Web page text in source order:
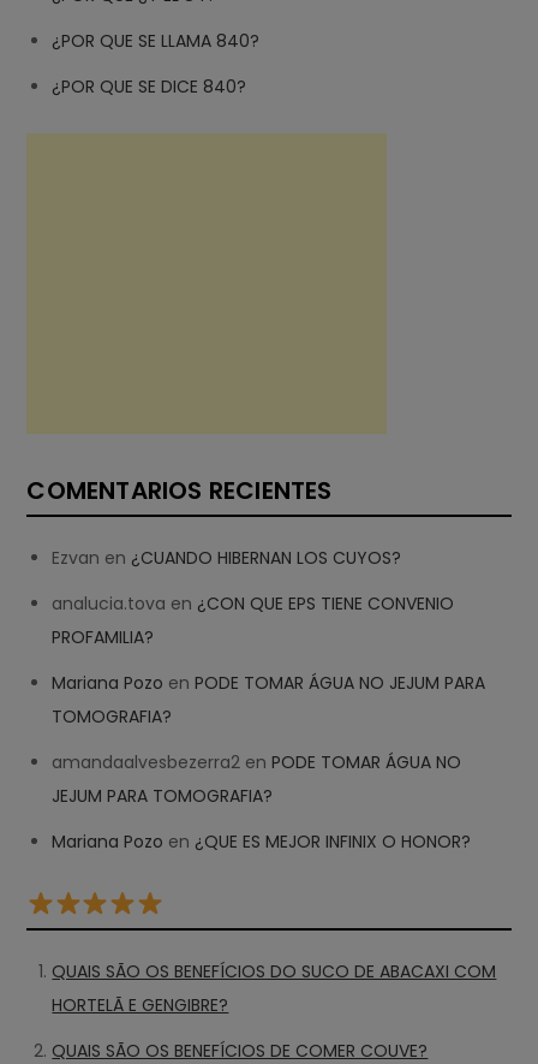
¿POR QUE SE LLAMA 840?
¿POR QUE SE DICE 840?
COMENTARIOS RECIENTES
Ezvan en ¿CUANDO HIBERNAN LOS CUYOS?
analucia.tova en ¿CON QUE EPS TIENE CONVENIO
PROFAMILIA?
Mariana Pozo enPODE TOMAR ÁGUA NO JEJUM PARA
TOMOGRAFIA?
amandaalvesbezerra2 enPODE TOMAR ÁGUA NO
JEJUM PARA TOMOGRAFIA?
Mariana Pozo en ¿QUE ES MEJOR INFINIX O HONOR?
QUAIS SÃO OS BENEFÍCIOS DO SUCO DE ABACAXI COM
HORTELÃ E GENGIBRE?
QUAIS SÃO OS BENEFÍCIOS DE COMER COUVE?